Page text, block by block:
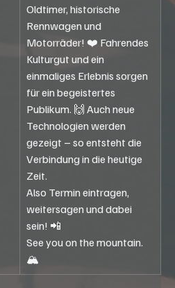
Oldtimer, historische
Rennwagen und
Motorräder! ❤️ Fahrendes
Kulturgut und ein
einmaliges Erlebnis sorgen
für ein begeistertes
Publikum. 🙌 Auch neue
Technologien werden
gezeigt – so entsteht die
Verbindung in die heutige
Zeit.
Also Termin eintragen,
weitersagen und dabei
sein! 📲
See you on the mountain.
🏔️